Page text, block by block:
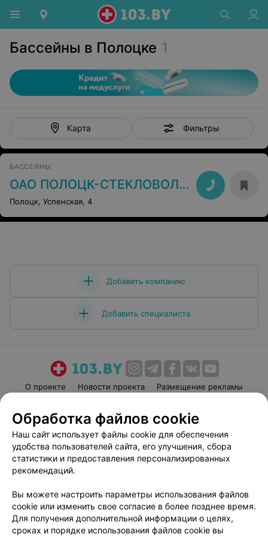
Бассейны в Полоцке 1
Карта Фильтры
БАССЕЙНЫ
ОАО ПОЛОЦК-СТЕКЛОВОЛОКНО
Полоцк, Успенская, 4
Добавить компанию
Добавить специалиста
О проекте Новости проекта
Размещение рекламы
Пользовательское соглашение
Способы оплаты
Вакансии
Партнеры
Написать руководителю 103.by
Обработка персональных данных
Обработка файлов cookie
Наш сайт использует файлы cookie для обеспечения
удобства пользователей сайта, его улучшения, сбора
статистики и предоставления персонализированных
рекомендаций.
Вы можете настроить параметры использования файлов
cookie или изменить свое согласие в более позднее время.
Для получения дополнительной информации о целях,
сроках и порядке использования файлов cookie вы